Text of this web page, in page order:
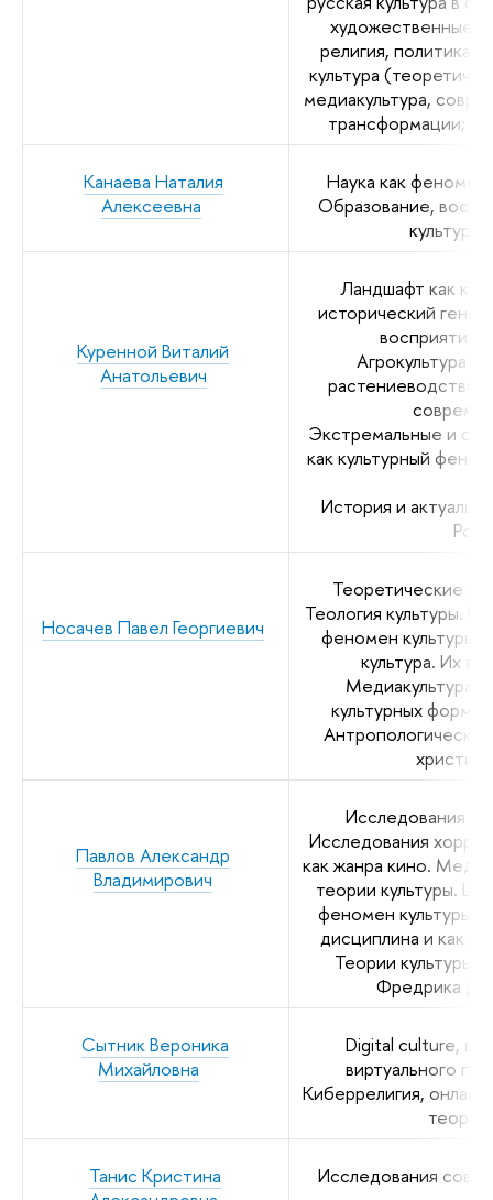
художественные и
религия, политика
культура
медиакультура,
трансформации;
Канаева Наталия
Алексеевна
Наука как феномен
Образование,
культуры
Куренной Виталий
Анатольевич
Ландшафт как
исторический
восприятия,
Агрокультура
растениеводство,
Экстремальные и
как культурный
История и
Носачев Павел Георгиевич
Теоретические
Теология культуры.
феномен культуры.
культура. Их
Медиакультура.
культурных форм и
Павлов Александр
Владимирович
Исследования
Исследования
как жанра кино.
теории культуры.
феномен культуры.
дисциплина и как
Теории культуры
Фредрика
Сытник Вероника
Михайловна
Digital culture,
виртуального
Киберрелигия,
теория
Танис Кристина
Исследования